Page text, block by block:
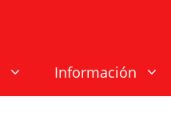
Información